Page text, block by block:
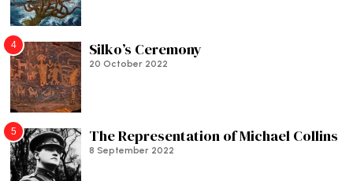
4 Silko’s Ceremony
20 October 2022
5 The Representation of Michael Collins
8 September 2022